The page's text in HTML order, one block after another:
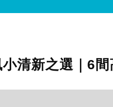
清新之選｜6